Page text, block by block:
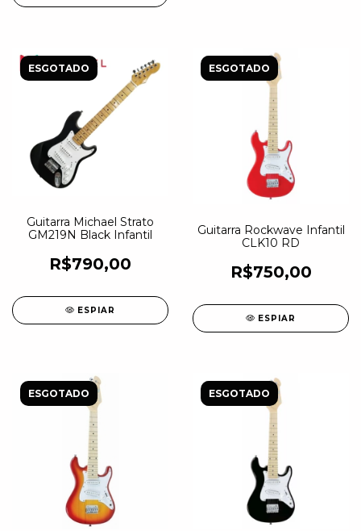
ESGOTADO
Guitarra Michael Strato
GM219N Black Infantil
R$790,00
ESPIAR
ESGOTADO
Guitarra Rockwave Infantil
CLK10 RD
R$750,00
ESPIAR
ESGOTADO ESGOTADO